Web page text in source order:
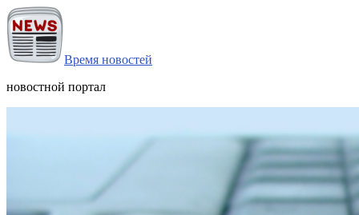
Время новостей
новостной портал